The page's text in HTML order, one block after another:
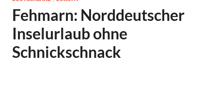
Fehmarn: Norddeutscher
Inselurlaub ohne
Schnickschnack